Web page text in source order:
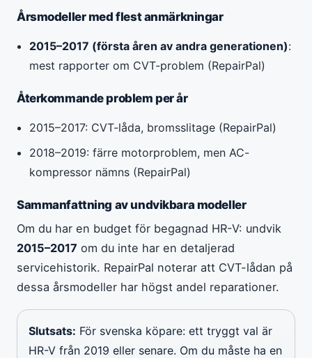
Årsmodeller med flest anmärkningar
2015–2017 (första åren av andra generationen):
mest rapporter om CVT-problem (RepairPal)
Återkommande problem per år
2015–2017: CVT-låda, bromsslitage (RepairPal)
2018–2019: färre motorproblem, men AC-
kompressor nämns (RepairPal)
Sammanfattning av undvikbara modeller
Om du har en budget för begagnad HR-V: undvik
2015–2017 om du inte har en detaljerad
servicehistorik. RepairPal noterar att CVT-lådan på
dessa årsmodeller har högst andel reparationer.
Slutsats: För svenska köpare: ett tryggt val är
HR-V från 2019 eller senare. Om du måste ha en